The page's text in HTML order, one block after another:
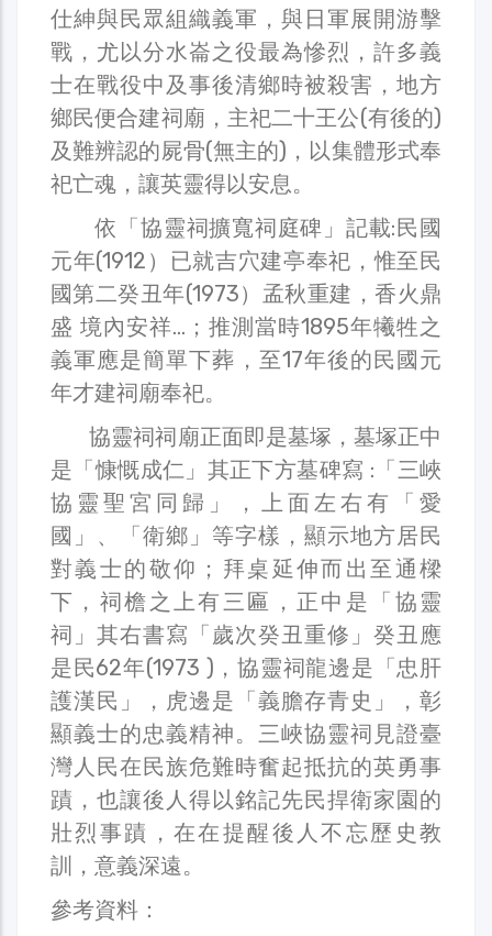
仕紳與民眾組織義軍，與日軍展開游擊
戰，尤以分水崙之役最為慘烈，許多義
士在戰役中及事後清鄉時被殺害，地方
鄉民便合建祠廟，主祀二十王公(有後的)
及難辨認的屍骨(無主的)，以集體形式奉
祀亡魂，讓英靈得以安息。
依「協靈祠擴寬祠庭碑」記載:民國
元年(1912）已就吉穴建亭奉祀，惟至民
國第二癸丑年(1973）孟秋重建，香火鼎
盛 境內安祥…；推測當時1895年犧牲之
義軍應是簡單下葬，至17年後的民國元
年才建祠廟奉祀。
協靈祠祠廟正面即是墓塚，墓塚正中
是「慷慨成仁」其正下方墓碑寫 :「三峽
協靈聖宮同歸」，上面左右有「愛
國」、「衛鄉」等字樣，顯示地方居民
對義士的敬仰；拜桌延伸而出至通樑
下，祠檐之上有三匾，正中是「協靈
祠」其右書寫「歲次癸丑重修」癸丑應
是民62年(1973 )，協靈祠龍邊是「忠肝
護漢民」，虎邊是「義膽存青史」，彰
顯義士的忠義精神。三峽協靈祠見證臺
灣人民在民族危難時奮起抵抗的英勇事
蹟，也讓後人得以銘記先民捍衛家園的
壯烈事蹟，在在提醒後人不忘歷史教
訓，意義深遠。
參考資料：